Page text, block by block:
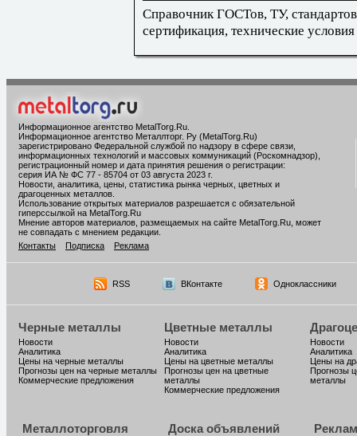
Справочник ГОСТов, ТУ,
сертификация, технические условия
Информационное агентство MetalTorg.Ru
Информационное агентство Металлторг. Ру (MetalTorg.Ru)
зарегистрировано Федеральной службой по надзору в сфере связи,
информационных технологий и массовых коммуникаций (Роскомнадзор),
регистрационный номер и дата принятия решения о регистрации:
серия ИА № ФС 77 - 85704 от 03 августа 2023 г.
Новости, аналитика, цены, статистика рынка черных, цветных и
драгоценных металлов.
Использование открытых материалов разрешается с обязательной
гиперссылкой на MetalTorg.Ru
Мнение авторов материалов, размещаемых на сайте MetalTorg.Ru, может
не совпадать с мнением редакции.
Контакты
Подписка Реклама
RSS ВКонтакте Одноклассники
Черные металлы
Новости
Аналитика
Цены на черные металлы
Прогнозы цен на черные металлы
Коммерческие предложения
Цветные металлы
Новости
Аналитика
Цены на цветные металлы
Прогнозы цен на цветные
металлы
Коммерческие предложения
Новости
Аналитика
Цены на
Прогнозы
металлы
Металлоторговля Доска объявлений